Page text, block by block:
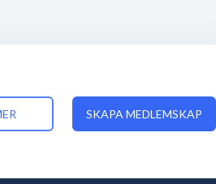
SKAPA MEDLEMSKAP